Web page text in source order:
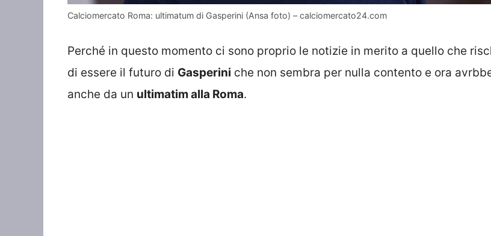
Calciomercato Roma: ultimatum di Gasperini (Ansa foto) – calciomercato24.com
Perché in questo momento ci sono proprio le notizie in merito a quello che
di essere il futuro di Gasperini che non sembra per nulla contento e ora
anche da un ultimatim alla Roma.